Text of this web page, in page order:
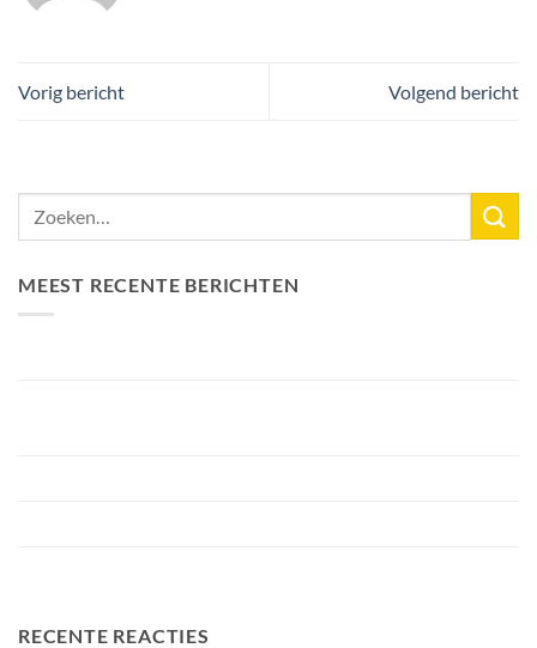
Vorig bericht Volgend bericht
MEEST RECENTE BERICHTEN
RECENTE REACTIES